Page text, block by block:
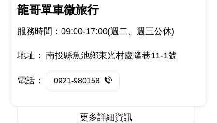
龍哥單車微旅行
服務時間：09:00-17:00(週二、週三公休)
地址： 南投縣魚池鄉東光村慶隆巷11-1號
電話： 0921-980158
更多詳細資訊